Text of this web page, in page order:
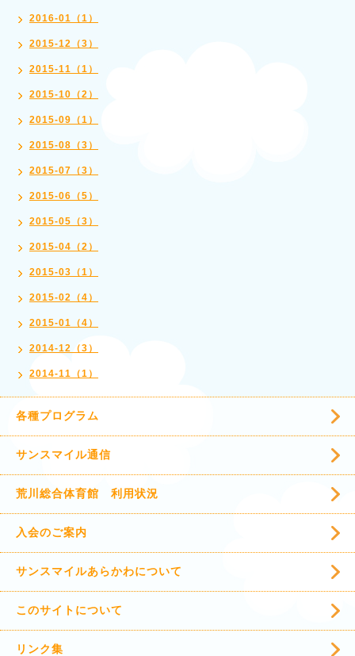
2016-01（1）
2015-12（3）
2015-11（1）
2015-10（2）
2015-09（1）
2015-08（3）
2015-07（3）
2015-06（5）
2015-05（3）
2015-04（2）
2015-03（1）
2015-02（4）
2015-01（4）
2014-12（3）
2014-11（1）
各種プログラム
サンスマイル通信
荒川総合体育館 利用状況
入会のご案内
サンスマイルあらかわについて
このサイトについて
リンク集